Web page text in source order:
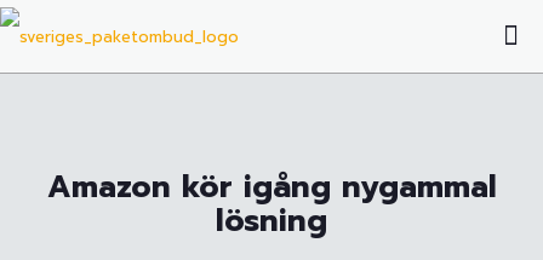
Amazon kör igång nygammal
lösning